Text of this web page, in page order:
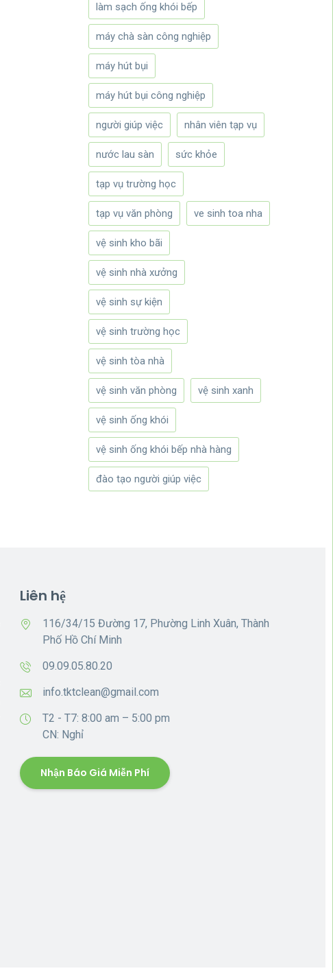
làm sạch ống khói bếp
máy chà sàn công nghiệp
máy hút bụi
máy hút bụi công nghiệp
người giúp việc nhân viên tạp vụ
nước lau sàn sức khỏe
tạp vụ trường học
tạp vụ văn phòng ve sinh toa nha
vệ sinh kho bãi
vệ sinh nhà xưởng
vệ sinh sự kiện
vệ sinh trường học
vệ sinh tòa nhà
vệ sinh văn phòng vệ sinh xanh
vệ sinh ống khói
vệ sinh ống khói bếp nhà hàng
đào tạo người giúp việc
Liên hệ
116/34/15 Đường 17, Phường Linh Xuân, Thành
Phố Hồ Chí Minh
09.09.05.80.20
info.tktclean@gmail.com
T2 - T7: 8:00 am – 5:00 pm
CN: Nghỉ
Nhận Báo Giá Miễn Phí